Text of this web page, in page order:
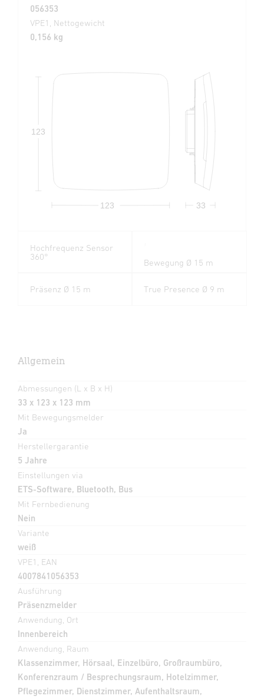
056353
VPE1, Nettogewicht
0,156 kg
33
123
123
Hochfrequenz Sensor
360°
Bewegung Ø 15 m
Präsenz Ø 15 m True Presence Ø 9 m
Allgemein
Abmessungen (L x B x H)
33 x 123 x 123 mm
Mit Bewegungsmelder
Ja
Herstellergarantie
5 Jahre
Einstellungen via
ETS-Software, Bluetooth, Bus
Mit Fernbedienung
Nein
Variante
weiß
VPE1, EAN
4007841056353
Ausführung
Präsenzmelder
Anwendung, Ort
Innenbereich
Anwendung, Raum
Klassenzimmer, Hörsaal, Einzelbüro, Großraumbüro,
Konferenzraum / Besprechungsraum, Hotelzimmer,
Pflegezimmer, Dienstzimmer, Aufenthaltsraum,